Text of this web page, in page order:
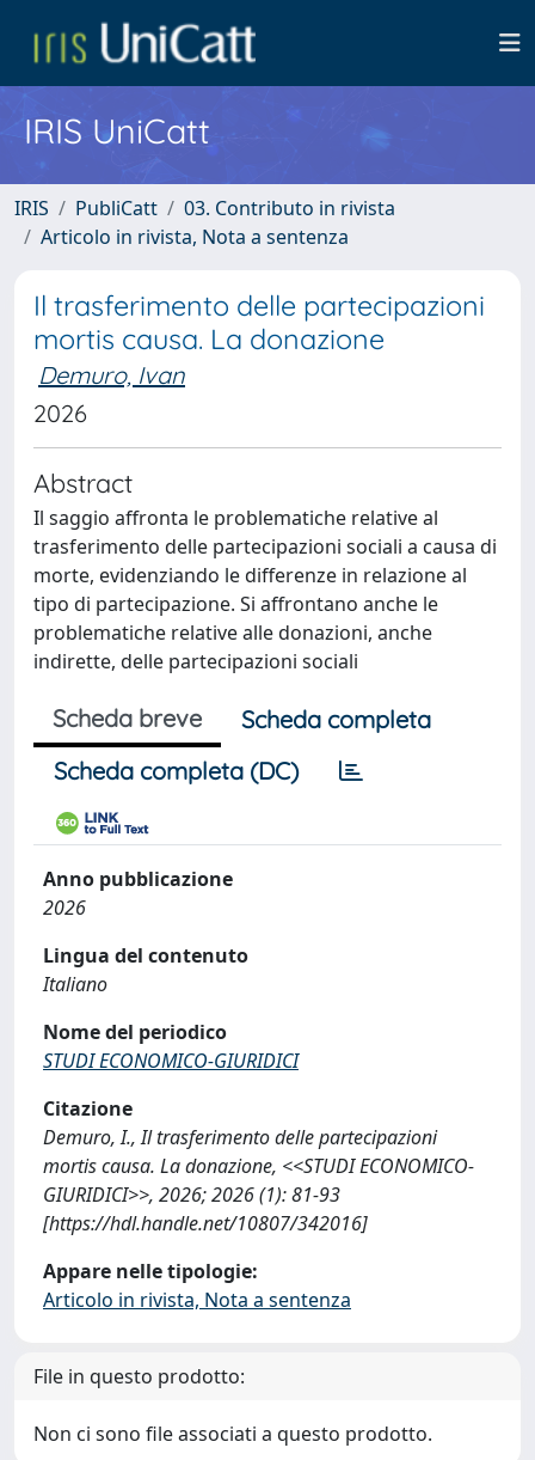
IRIS UniCatt
IRIS PubliCatt
03. Contributo in rivista
Articolo in rivista, Nota a sentenza
Il trasferimento delle partecipazioni
mortis causa. La donazione
Demuro, Ivan
2026
Abstract
Il saggio affronta le problematiche relative al
trasferimento delle partecipazioni sociali a causa di
morte, evidenziando le differenze in relazione al
tipo di partecipazione. Si affrontano anche le
problematiche relative alle donazioni, anche
indirette, delle partecipazioni sociali
Scheda breve
Scheda completa
Scheda completa (DC)
Anno pubblicazione
2026
Lingua del contenuto
Italiano
Nome del periodico
STUDI ECONOMICO-GIURIDICI
Citazione
Demuro, I., Il trasferimento delle partecipazioni
mortis causa. La donazione, <<STUDI ECONOMICO-
GIURIDICI>>, 2026; 2026 (1): 81-93
[https://hdl.handle.net/10807/342016]
Appare nelle tipologie:
Articolo in rivista, Nota a sentenza
File in questo prodotto:
Non ci sono file associati a questo prodotto.